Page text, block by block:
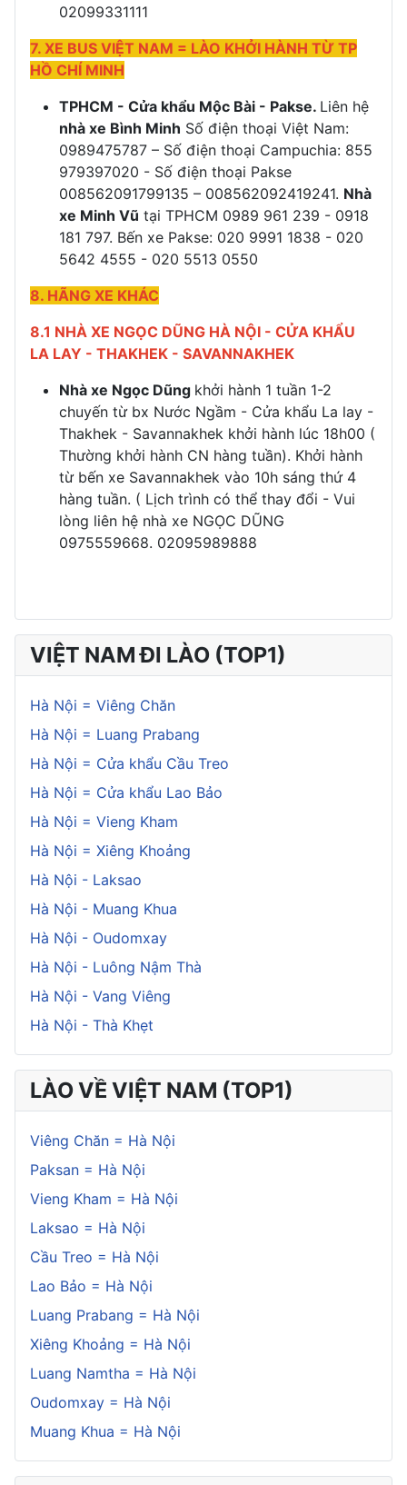
02099331111
7. XE BUS VIỆT NAM = LÀO KHỞI HÀNH TỪ TP
HỒ CHÍ MINH
TPHCM - Cửa khẩu Mộc Bài - Pakse. Liên hệ
nhà xe Bình Minh Số điện thoại Việt Nam:
0989475787 – Số điện thoại Campuchia: 855
979397020 - Số điện thoại Pakse
008562091799135 – 008562092419241. Nhà
xe Minh Vũ tại TPHCM 0989 961 239 - 0918
181 797. Bến xe Pakse: 020 9991 1838 - 020
5642 4555 - 020 5513 0550
8. HÃNG XE KHÁC
8.1 NHÀ XE NGỌC DŨNG HÀ NỘI - CỬA KHẨU
LA LAY - THAKHEK - SAVANNAKHEK
Nhà xe Ngọc Dũng khởi hành 1 tuần 1-2
chuyến từ bx Nước Ngầm - Cửa khẩu La lay -
Thakhek - Savannakhek khởi hành lúc 18h00 (
Thường khởi hành CN hàng tuần). Khởi hành
từ bến xe Savannakhek vào 10h sáng thứ 4
hàng tuần. ( Lịch trình có thể thay đổi - Vui
lòng liên hệ nhà xe NGỌC DŨNG
0975559668. 02095989888
VIỆT NAM ĐI LÀO (TOP1)
Hà Nội = Viêng Chăn
Hà Nội = Luang Prabang
Hà Nội = Cửa khẩu Cầu Treo
Hà Nội = Cửa khẩu Lao Bảo
Hà Nội = Vieng Kham
Hà Nội = Xiêng Khoảng
Hà Nội - Laksao
Hà Nội - Muang Khua
Hà Nội - Oudomxay
Hà Nội - Luông Nậm Thà
Hà Nội - Vang Viêng
Hà Nội - Thà Khẹt
LÀO VỀ VIỆT NAM (TOP1)
Viêng Chăn = Hà Nội
Paksan = Hà Nội
Vieng Kham = Hà Nội
Laksao = Hà Nội
Cầu Treo = Hà Nội
Lao Bảo = Hà Nội
Luang Prabang = Hà Nội
Xiêng Khoảng = Hà Nội
Luang Namtha = Hà Nội
Oudomxay = Hà Nội
Muang Khua = Hà Nội